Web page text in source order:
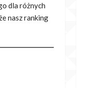
dla różnych
nasz ranking